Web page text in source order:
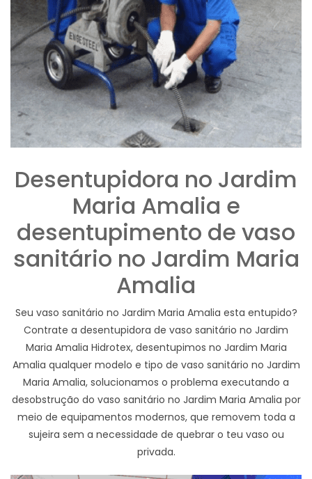
Desentupidora no Jardim
Maria Amalia e
desentupimento de vaso
sanitário no Jardim Maria
Amalia
Seu vaso sanitário no Jardim Maria Amalia esta entupido?
Contrate a desentupidora de vaso sanitário no Jardim
Maria Amalia Hidrotex, desentupimos no Jardim Maria
Amalia qualquer modelo e tipo de vaso sanitário no Jardim
Maria Amalia, solucionamos o problema executando a
desobstrução do vaso sanitário no Jardim Maria Amalia por
meio de equipamentos modernos, que removem toda a
sujeira sem a necessidade de quebrar o teu vaso ou
privada.